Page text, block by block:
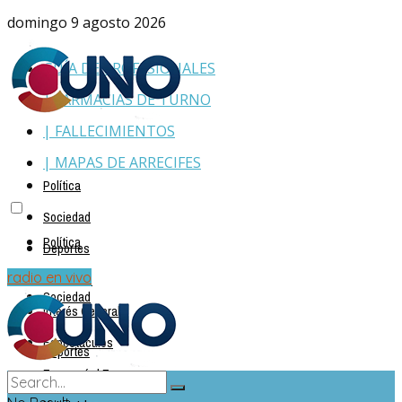
domingo 9 agosto 2026
GUÍA DE PROFESIONALES
| FARMACIAS DE TURNO
| FALLECIMIENTOS
| MAPAS DE ARRECIFES
Política
Sociedad
Deportes
Policiales
Interés General
Espectáculos
Economía | Empresas
Política
Sociedad
Deportes
radio en vivo